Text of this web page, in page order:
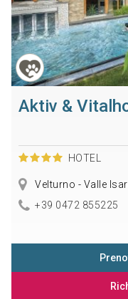
Aktiv &
HOTEL
Velturno - Valle
+39 0472 855225